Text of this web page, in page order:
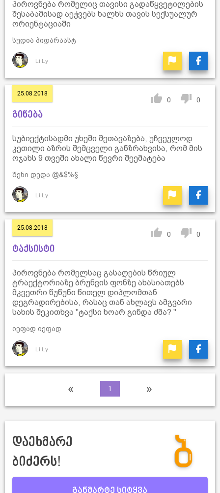
პიროვნება რომელიც თავისი გადაწყვეტილების
შესაბამისად აეჭვებს ხალხს თავის სექსუალურ
ორიენტაციაში
სუდია პიდარაასტ
Li Ly
25.08.2018
0 0
გინება
სუბიექტისადმი უხეში შეთავაზება, უჩვეულოდ
კეთილი აზრის შემცველი განზრახვისა, რომ მის
ოჯახს 9 თვეში ახალი წევრი შეემატება
შენი დედა @&$%§
Li Ly
25.08.2018
0 0
ტაქსისტი
პიროვნება რომელსაც გასაღების წრიულ
ტრაექტორიაზე ბრუნვის ფონზე ახასიათებს
მკვეთრი წუწუნი წითელ დიპლომთან
დეგრადირებისა, რასაც თან ახლავს ამგვარი
სახის შეკითხვა "ტაქსი ხოარ გინდა ძმა? "
იეფად იეფად
Li Ly
« 1 »
დაეხმარე
ბიძერს!